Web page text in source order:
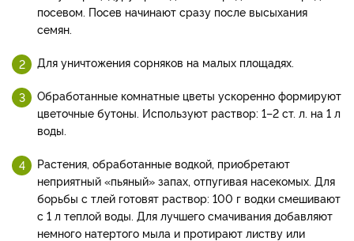
посевом. Посев начинают сразу после высыхания
семян.
Для уничтожения сорняков на малых площадях.
Обработанные комнатные цветы ускоренно формируют
цветочные бутоны. Используют раствор: 1–2 ст. л. на 1 л
воды.
Растения, обработанные водкой, приобретают
неприятный «пьяный» запах, отпугивая насекомых. Для
борьбы с тлей готовят раствор: 100 г водки смешивают
с 1 л теплой воды. Для лучшего смачивания добавляют
немного натертого мыла и протирают листву или